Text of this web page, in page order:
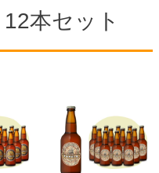
本セット